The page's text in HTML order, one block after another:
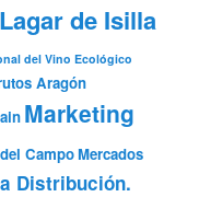
de Isilla
del Vino Ecológico
Aragón
Marketing
CampoMercados
Distribución.